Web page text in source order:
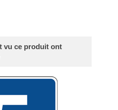
vu ce produit ont